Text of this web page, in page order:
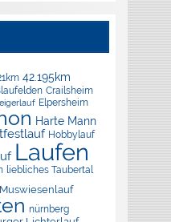
42.195km
Crailsheim
Elpersheim
Harte Mann
Hobbylauf
Laufen
liebliches Taubertal
Muswiesenlauf
nürnberg